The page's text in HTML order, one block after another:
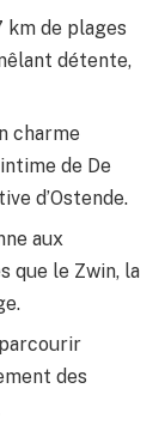
de plages
détente,
charme
de De
d’Ostende.
aux
que le Zwin, la
des